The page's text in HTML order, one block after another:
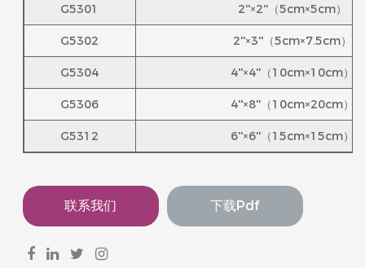
G5301 2''×2''（5cm×5cm）
G5302 2''×3''（5cm×7.5cm）
G5304 4''×4''（10cm×10cm）
G5306 4''×8''（10cm×20cm）
G5312 6''×6''（15cm×15cm）
联系我们 下载pdf